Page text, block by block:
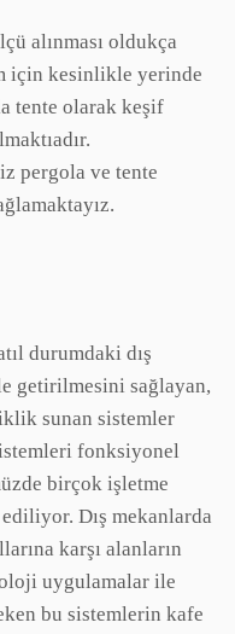
alınması oldukça
için kesinlikle yerinde
tente olarak keşif
pergola ve tente
durumdaki dış
getirilmesini sağlayan,
sunan sistemler
fonksiyonel
birçok işletme
Dış mekanlarda
karşı alanların
uygulamalar ile
bu sistemlerin kafe